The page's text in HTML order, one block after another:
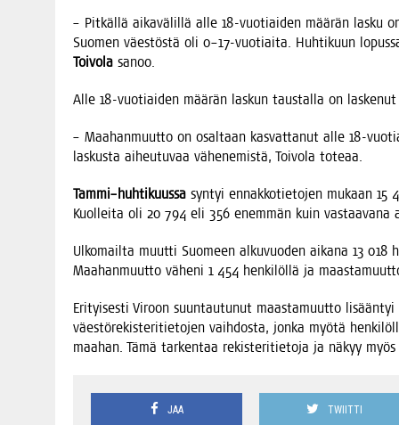
– Pit­käl­lä aika­vä­lil­lä alle 18-vuo­tiai­den mää­rän las­ku
Suo­men väes­tös­tä oli 0–17-vuotiaita. Huh­ti­kuun
Toi­vo­la sanoo.
Alle 18-vuo­tiai­den mää­rän las­kun taus­tal­la on las­ke­nut
– Maa­han­muut­to on osal­taan kas­vat­ta­nut alle 18-
las­kus­ta aiheu­tu­vaa vähe­ne­mis­tä, Toi­vo­la toteaa.
Tammi–huhtikuussa syn­tyi ennak­ko­tie­to­jen mukaan 15
Kuol­lei­ta oli 20 794 eli 356 enem­män kuin vas­taa­va­na
Ulko­mail­ta muut­ti Suo­meen alku­vuo­den aika­na 13
Maa­han­muut­to vähe­ni 1 454 hen­ki­löl­lä ja
Eri­tyi­ses­ti Viroon suun­tau­tu­nut maas­ta­muut­to
väes­tö­re­kis­te­ri­tie­to­jen vaih­dos­ta, jon­ka myö­tä
maa­han. Tämä tar­ken­taa rekis­te­ri­tie­to­ja ja näkyy
JAA TWIITTI